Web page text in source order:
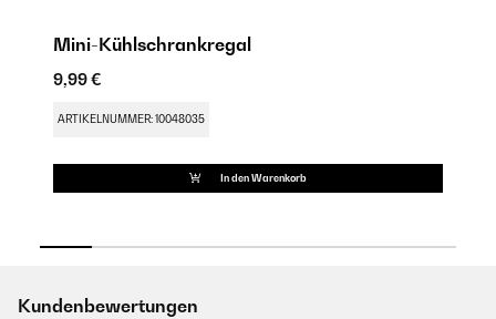
Mini-Kühlschrankregal
9,99 €
ARTIKELNUMMER: 10048035
In den Warenkorb
Kundenbewertungen